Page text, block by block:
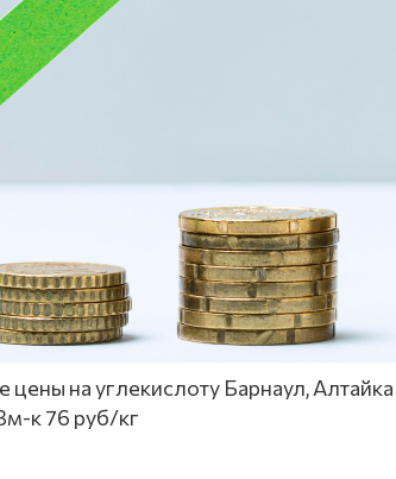
цены на углекислоту Барнаул,
к 76 руб/кг